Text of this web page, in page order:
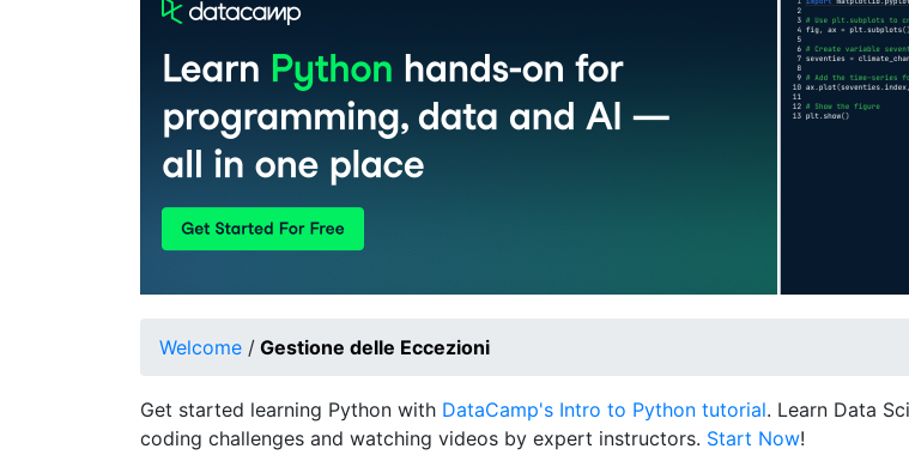
Welcome / Gestione delle Eccezioni
Get started learning Python with DataCamp's Intro to Python tutorial. Learn Data
coding challenges and watching videos by expert instructors. Start Now!